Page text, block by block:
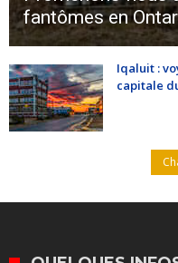
fantômes en
Iqaluit :
capitale